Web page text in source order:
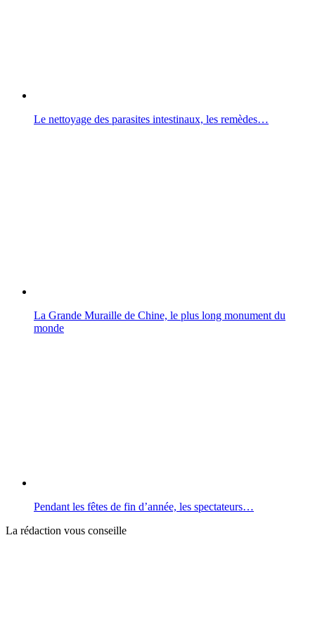
Le nettoyage des parasites intestinaux, les remèdes…
La Grande Muraille de Chine, le plus long monument du
monde
Pendant les fêtes de fin d’année, les spectateurs…
La rédaction vous conseille